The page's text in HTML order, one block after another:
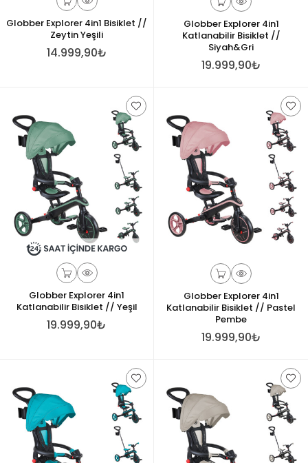
Globber Explorer 4in1 Bisiklet //
Zeytin Yeşili
14.999,90₺
Globber Explorer 4in1
Katlanabilir Bisiklet //
Siyah&Gri
19.999,90₺
Globber Explorer 4in1
Katlanabilir Bisiklet // Yeşil
19.999,90₺
Globber Explorer 4in1
Katlanabilir Bisiklet // Pastel
Pembe
19.999,90₺